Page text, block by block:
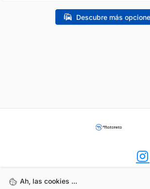
Descubre más
Ah, las cookies ...